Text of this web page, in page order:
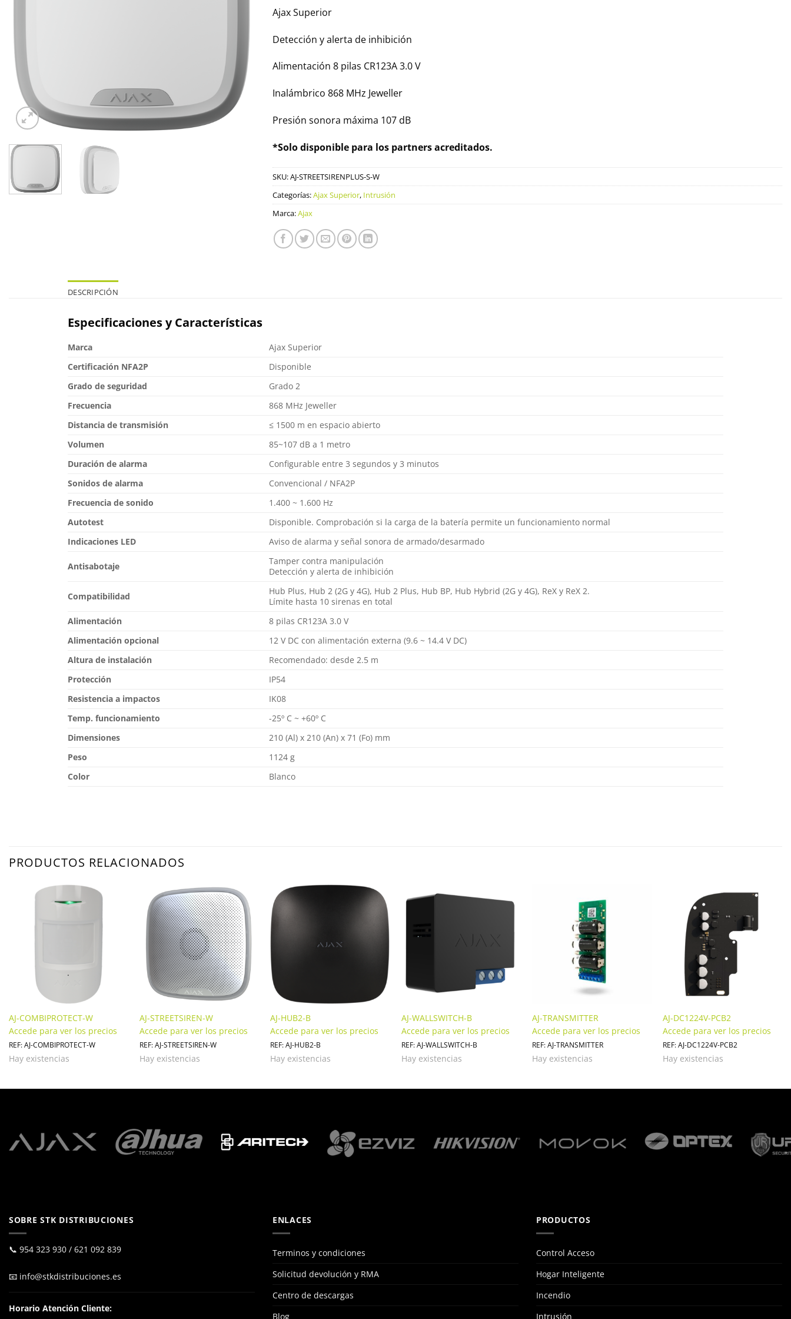
Ajax Superior
Detección y alerta de inhibición
Alimentación 8 pilas CR123A 3.0 V
Inalámbrico 868 MHz Jeweller
Presión sonora máxima 107 dB
*Solo disponible para los partners acreditados.
SKU:AJ-STREETSIRENPLUS-S-W
Categorías:Ajax Superior, Intrusión
Marca:Ajax
DESCRIPCIÓN
Especificaciones y Características
Marca
Ajax Superior
Certificación NFA2P
Disponible
Grado de seguridad
Grado 2
Frecuencia
868 MHz Jeweller
Distancia de transmisión
≤ 1500 m en espacio abierto
Volumen
85~107 dB a 1 metro
Duración de alarma
Configurable entre 3 segundos y 3 minutos
Sonidos de alarma
Convencional / NFA2P
Frecuencia de sonido
1.400 ~ 1.600 Hz
Autotest
Disponible. Comprobación si la carga de la batería permite un funcionamiento normal
Indicaciones LED
Aviso de alarma y señal sonora de armado/desarmado
Antisabotaje
Tamper contra manipulación
Detección y alerta de inhibición
Compatibilidad
Hub Plus, Hub 2 (2G y 4G), Hub 2 Plus, Hub BP, Hub Hybrid (2G y 4G), ReX y ReX 2.
Límite hasta 10 sirenas en total
Alimentación
8 pilas CR123A 3.0 V
Alimentación opcional
12 V DC con alimentación externa (9.6 ~ 14.4 V DC)
Altura de instalación
Recomendado: desde 2.5 m
Protección
IP54
Resistencia a impactos
IK08
Temp. funcionamiento
-25º C ~ +60º C
Dimensiones
210 (Al) x 210 (An) x 71 (Fo) mm
Peso
1124 g
Color
Blanco
PRODUCTOS RELACIONADOS
AJ-COMBIPROTECT-W
Accede para ver los precios
REF: AJ-COMBIPROTECT-W
Hay existencias
AJ-STREETSIREN-W
Accede para ver los precios
REF: AJ-STREETSIREN-W
Hay existencias
AJ-HUB2-B
Accede para ver los precios
REF: AJ-HUB2-B
Hay existencias
AJ-WALLSWITCH-B
Accede para ver los precios
REF: AJ-WALLSWITCH-B
Hay existencias
AJ-TRANSMITTER
Accede para ver los precios
REF: AJ-TRANSMITTER
Hay existencias
AJ-DC1224V-PCB2
Accede para ver los precios
REF: AJ-DC1224V-PCB2
Hay existencias
SOBRE STK DISTRIBUCIONES
📞 954 323 930 / 621 092 839
📧 info@stkdistribuciones.es
Horario Atención Cliente:
ENLACES
Terminos y condiciones
Solicitud devolución y RMA
Centro de descargas
Blog
PRODUCTOS
Control Acceso
Hogar Inteligente
Incendio
Intrusión